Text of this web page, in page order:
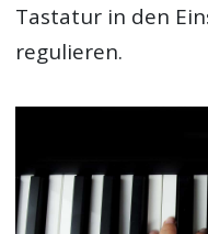
Tastatur in den
regulieren.